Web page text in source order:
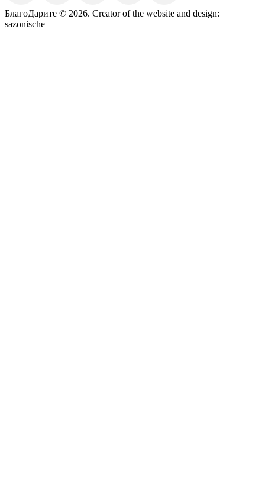
БлагоДарите © 2026. Creator of the website and design:
sazonische